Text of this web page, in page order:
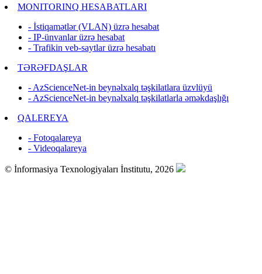
MONITORINQ HESABATLARI
- İstiqamətlər (VLAN) üzrə hesabat
- IP-ünvanlar üzrə hesabat
- Trafikin veb-saytlar üzrə hesabatı
TƏRƏFDAŞLAR
- AzScienceNet-in beynəlxalq təşkilatlara üzvlüyü
- AzScienceNet-in beynəlxalq təşkilatlarla əməkdaşlığı
QALEREYA
- Fotoqalareya
- Videoqalareya
© İnformasiya Texnologiyaları İnstitutu, 2026